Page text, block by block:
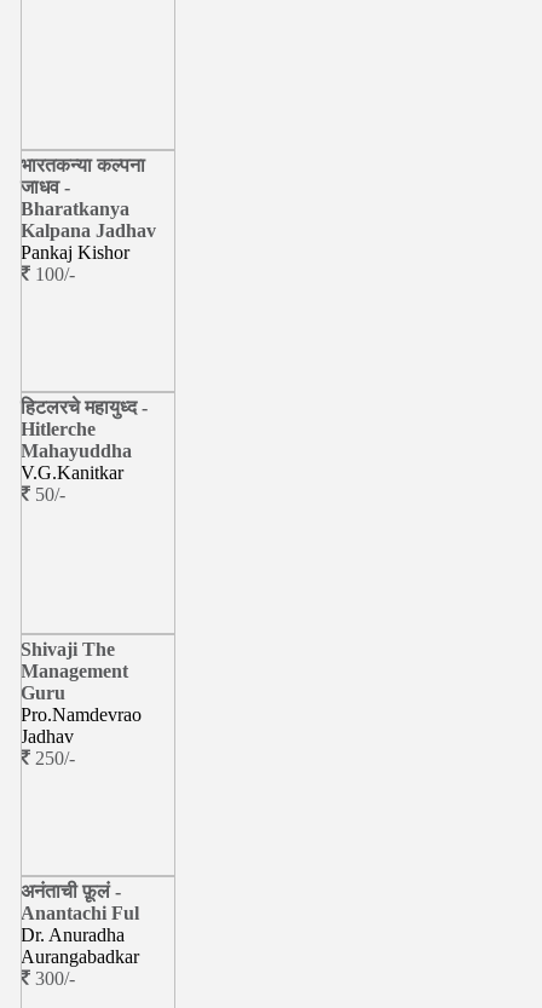
भारतकन्या कल्पना
जाधव -
Bharatkanya
Kalpana Jadhav
Pankaj Kishor
100/-
हिटलरचे महायुध्द -
Hitlerche
Mahayuddha
V.G.Kanitkar
50/-
Shivaji The
Management
Guru
Pro.Namdevrao
Jadhav
250/-
अनंताची फ़ूलं -
Anantachi Ful
Dr. Anuradha
Aurangabadkar
300/-